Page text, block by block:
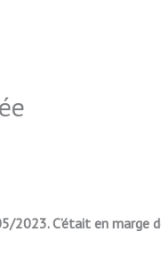
2023. C’était en marge